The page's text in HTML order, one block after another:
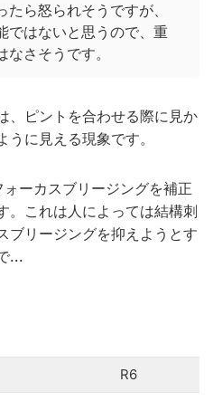
たら怒られそうですが、
ではないと思うので、重
さそうです。
、ピントを合わせる際に見か
に見える現象です。
ーカスブリージングを補正
。これは人によっては結構刺
ブリージングを抑えようとす
...
R6